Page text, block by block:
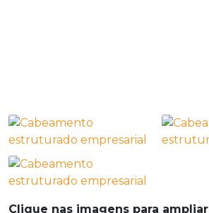
Clique nas imagens para ampliar